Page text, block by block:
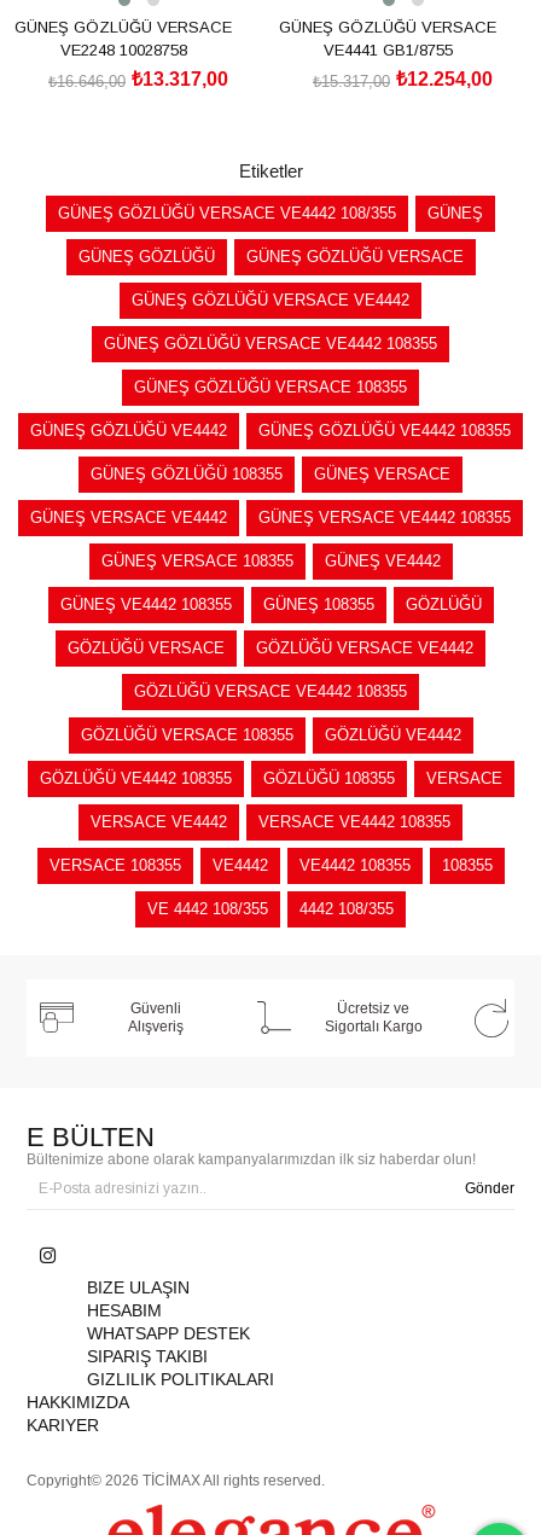
GÜNEŞ GÖZLÜĞÜ VERSACE
VE2248 10028758
₺13.317,00
₺16.646,00
GÜNEŞ GÖZLÜĞÜ VERSACE
VE4441 GB1/8755
₺12.254,00
₺15.317,00
Etiketler
GÜNEŞ GÖZLÜĞÜ VERSACE VE4442 108/355 GÜNEŞ
GÜNEŞ GÖZLÜĞÜ GÜNEŞ GÖZLÜĞÜ VERSACE
GÜNEŞ GÖZLÜĞÜ VERSACE VE4442
GÜNEŞ GÖZLÜĞÜ VERSACE VE4442 108355
GÜNEŞ GÖZLÜĞÜ VERSACE 108355
GÜNEŞ GÖZLÜĞÜ VE4442 GÜNEŞ GÖZLÜĞÜ VE4442 108355
GÜNEŞ GÖZLÜĞÜ 108355 GÜNEŞ VERSACE
GÜNEŞ VERSACE VE4442 GÜNEŞ VERSACE VE4442 108355
GÜNEŞ VERSACE 108355 GÜNEŞ VE4442
GÜNEŞ VE4442 108355 GÜNEŞ 108355 GÖZLÜĞÜ
GÖZLÜĞÜ VERSACE GÖZLÜĞÜ VERSACE VE4442
GÖZLÜĞÜ VERSACE VE4442 108355
GÖZLÜĞÜ VERSACE 108355 GÖZLÜĞÜ VE4442
GÖZLÜĞÜ VE4442 108355 GÖZLÜĞÜ 108355 VERSACE
VERSACE VE4442 VERSACE VE4442 108355
VERSACE 108355 VE4442 VE4442 108355 108355
VE 4442 108/355 4442 108/355
Güvenli
Alışveriş
Ücretsiz ve
Sigortalı Kargo
E BÜLTEN
Bültenimize abone olarak kampanyalarımızdan ilk siz haberdar olun!
Gönder
BIZE ULAŞIN
HESABIM
WHATSAPP DESTEK
SIPARIŞ TAKIBI
GIZLILIK POLITIKALARI
HAKKIMIZDA
KARIYER
Copyright© 2026 TİCİMAX All rights reserved.